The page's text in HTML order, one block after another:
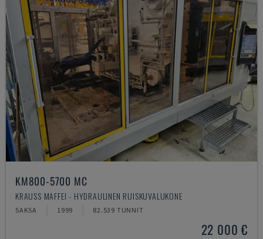
KM800-5700 MC
KRAUSS MAFFEI - HYDRAULINEN RUISKUVALUKONE
SAKSA 1999 82.539 TUNNIT
22 000 €